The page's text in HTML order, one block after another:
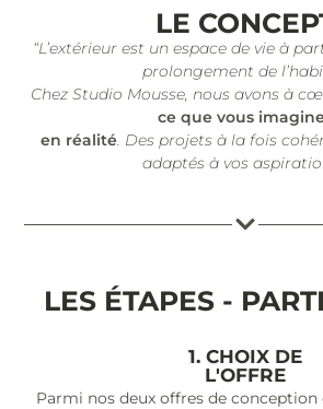
LE
“L’extérieur est un espace de vie à
prolongement de
Chez Studio Mousse, nous avons à
ce que vous
en réalité. Des projets à la fois
adaptés à vos
LES ÉTAPES -
1. CHOIX DE
L'OFFRE
Parmi nos deux offres de conception